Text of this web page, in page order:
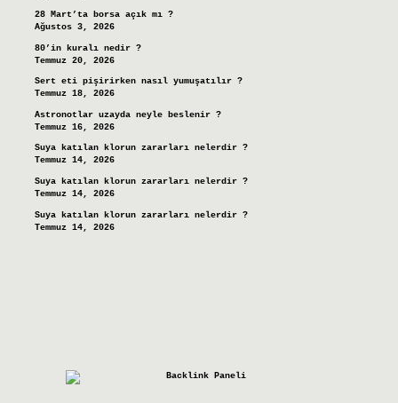
28 Mart’ta borsa açık mı ?
Ağustos 3, 2026
80’in kuralı nedir ?
Temmuz 20, 2026
Sert eti pişirirken nasıl yumuşatılır ?
Temmuz 18, 2026
Astronotlar uzayda neyle beslenir ?
Temmuz 16, 2026
Suya katılan klorun zararları nelerdir ?
Temmuz 14, 2026
Suya katılan klorun zararları nelerdir ?
Temmuz 14, 2026
Suya katılan klorun zararları nelerdir ?
Temmuz 14, 2026